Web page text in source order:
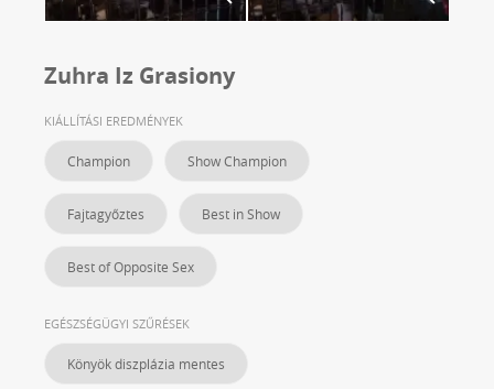
Zuhra Iz Grasiony
KIÁLLÍTÁSI EREDMÉNYEK
Champion Show Champion
Fajtagyőztes Best in Show
Best of Opposite Sex
EGÉSZSÉGÜGYI SZŰRÉSEK
Könyök diszplázia mentes